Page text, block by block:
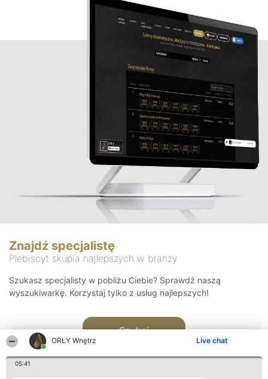
ORŁY Wnętrz Live chat
05:41
Znajdź specjalistę
Plebiscyt skupia najlepszych w branży
Szukasz specjalisty w pobliżu Ciebie? Sprawdź naszą
wyszukiwarkę. Korzystaj tylko z usług najlepszych!
Szukaj